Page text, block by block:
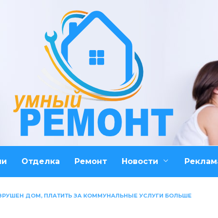
Отделка Ремонт Новости
ДОМ, ПЛАТИТЬ ЗА КОММУНАЛЬНЫЕ УСЛУГИ БОЛЬШЕ